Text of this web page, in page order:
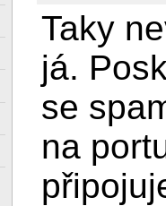
Taky
já.
se
na